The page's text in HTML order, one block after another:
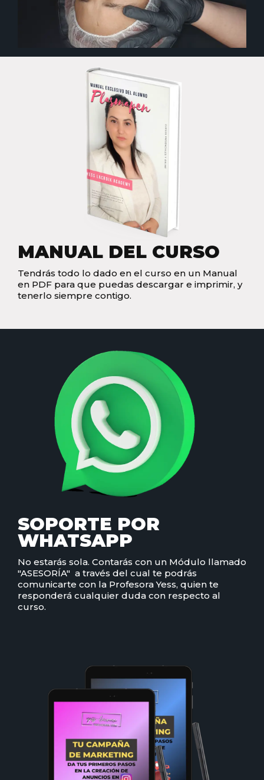
MANUAL DEL CURSO
Tendrás todo lo dado en el curso en un Manual
en PDF para que puedas descargar e imprimir, y
tenerlo siempre contigo.
SOPORTE POR
WHATSAPP
No estarás sola. Contarás con un Módulo llamado
"ASESORÍA" a través del cual te podrás
comunicarte con la Profesora Yess, quien te
responderá cualquier duda con respecto al
curso.